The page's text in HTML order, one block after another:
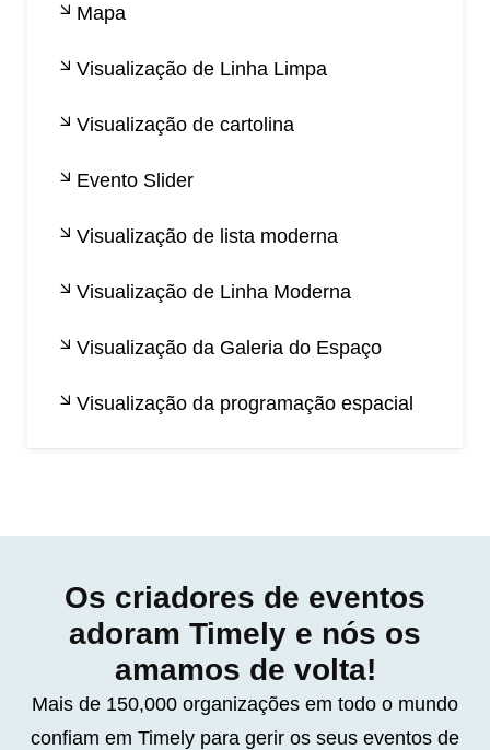
Mapa
Visualização de Linha Limpa
Visualização de cartolina
Evento Slider
Visualização de lista moderna
Visualização de Linha Moderna
Visualização da Galeria do Espaço
Visualização da programação espacial
Os criadores de eventos
adoram Timely e nós os
amamos de volta!
Mais de 150,000 organizações em todo o mundo
confiam em Timely para gerir os seus eventos de